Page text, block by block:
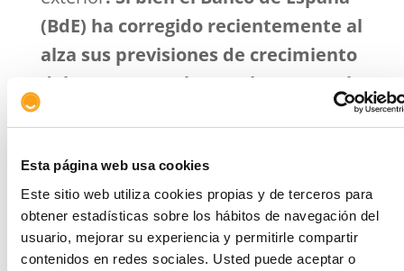
Esta página web usa cookies
Este sitio web utiliza cookies propias y de terceros para
obtener estadísticas sobre los hábitos de navegación del
usuario, mejorar su experiencia y permitirle compartir
contenidos en redes sociales. Usted puede aceptar o
(BdE) ha corregido recientemente al
alza sus previsiones de crecimiento
del PIB en 2023, hasta el 2,3%, por la
revisión de los datos realizada por
crecimiento del PIB del 2,2%
presiones inflacionistas se
mantendrán elevadasdurante el
resto del año 2023 y 2024, aunque con